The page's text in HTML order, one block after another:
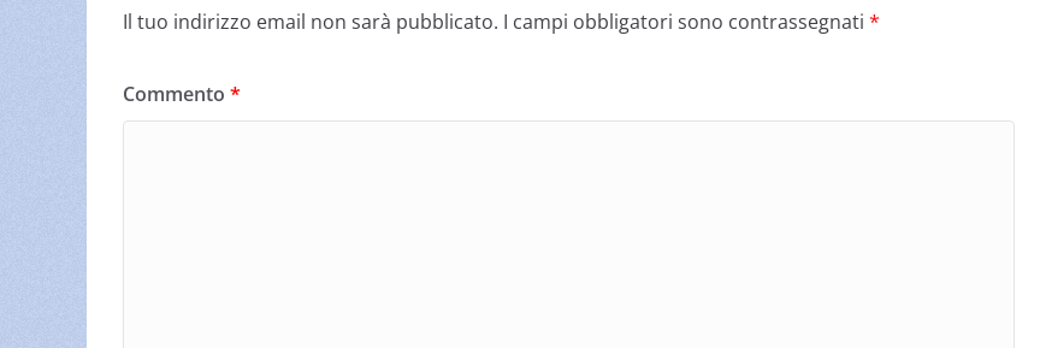
Il tuo indirizzo email non sarà pubblicato. I campi obbligatori sono contrassegnati *
Commento *